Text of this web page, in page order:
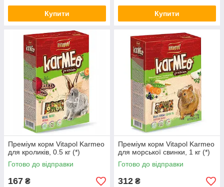
Купити Купити
Преміум корм Vitapol Karmeo
для кроликів, 0.5 кг (*)
Готово до відправки
167 ₴
Преміум корм Vitapol Karmeo
для морської свинки, 1 кг (*)
Готово до відправки
312 ₴